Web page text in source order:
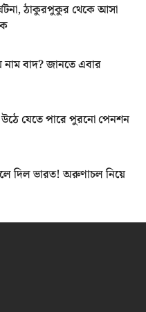
ঠাকুরপুকুর থেকে আসা
বাদ? জানতে এবার
উঠে যেতে পারে পুরনো পেনশন
দিল ভারত! অরুণাচল নিয়ে